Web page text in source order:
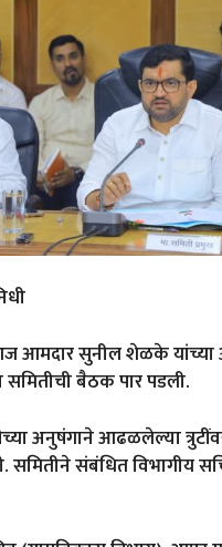
आमदार सुनील शेळके यांच्या
समितीची बैठक पार पडली.
अनुषंगाने आढळलेल्या
समितीने संबंधित विभागीय